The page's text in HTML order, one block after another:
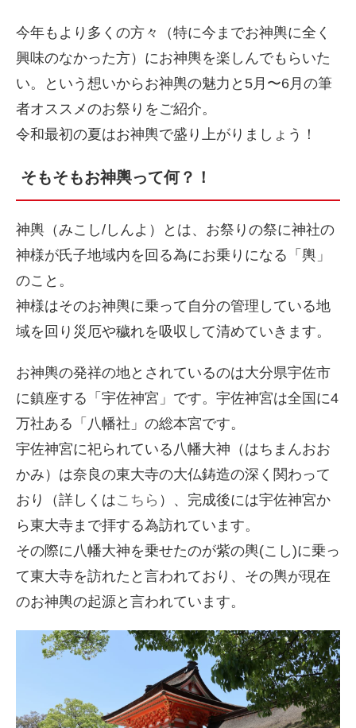
今年もより多くの方々（特に今までお神輿に全く
興味のなかった方）にお神輿を楽しんでもらいた
い。という想いからお神輿の魅力と5月〜6月の筆
者オススメのお祭りをご紹介。
令和最初の夏はお神輿で盛り上がりましょう！
そもそもお神輿って何？！
神輿（みこし/しんよ）とは、お祭りの祭に神社の
神様が氏子地域内を回る為にお乗りになる「輿」
のこと。
神様はそのお神輿に乗って自分の管理している地
域を回り災厄や穢れを吸収して清めていきます。
お神輿の発祥の地とされているのは大分県宇佐市
に鎮座する「宇佐神宮」です。宇佐神宮は全国に4
万社ある「八幡社」の総本宮です。
宇佐神宮に祀られている八幡大神（はちまんおお
かみ）は奈良の東大寺の大仏鋳造の深く関わって
おり（詳しくはこちら ）、完成後には宇佐神宮か
ら東大寺まで拝する為訪れています。
その際に八幡大神を乗せたのが紫の輿(こし)に乗っ
て東大寺を訪れたと言われており、その輿が現在
のお神輿の起源と言われています。